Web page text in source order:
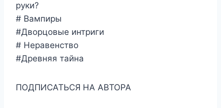
руки?
# Вампиры
#Дворцовые интриги
# Неравенство
#Древняя тайна
ПОДПИСАТЬСЯ НА АВТОРА